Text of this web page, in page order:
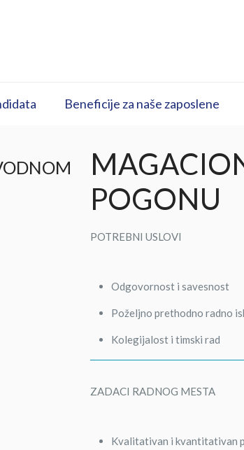
Beneficije za naše zaposlene
POGONU
POTREBNI USLOVI
Odgovornost i savesnost
Poželjno prethodno radno
Kolegijalost i timski rad
ZADACI RADNOG MESTA
Kvalitativan i kvantitativan